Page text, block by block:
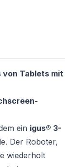
Tablets mit
ein igus® 3-
Der Roboter,
wiederholt